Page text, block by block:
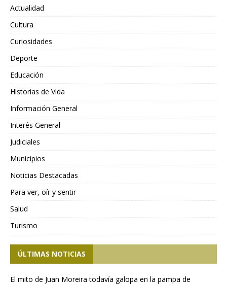
Actualidad
Cultura
Curiosidades
Deporte
Educación
Historias de Vida
Información General
Interés General
Judiciales
Municipios
Noticias Destacadas
Para ver, oír y sentir
Salud
Turismo
ÚLTIMAS NOTICIAS
El mito de Juan Moreira todavía galopa en la pampa de